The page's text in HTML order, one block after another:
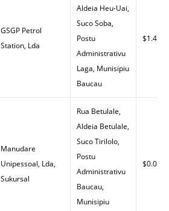
GSGP Petrol
Station, Lda
Aldeia Heu-Uai,
Suco Soba,
Postu
Administrativu
Laga, Munisipiu
Baucau
$1.42
Manudare
Unipessoal, Lda,
Sukursal
Rua Betulale,
Aldeia Betulale,
Suco Tirilolo,
Postu
Administrativu
Baucau,
Munisipiu
$0.00